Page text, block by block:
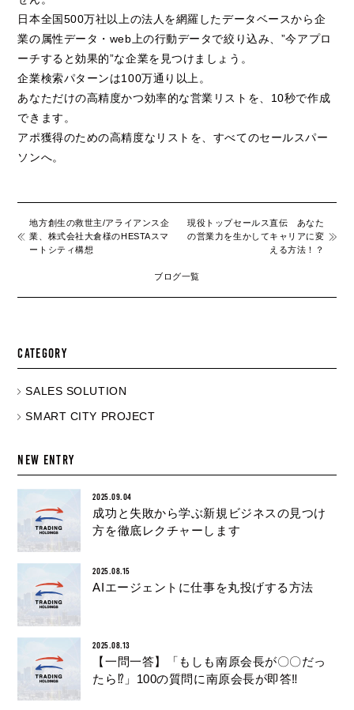
日本全国500万社以上の法人を網羅したデータベースから企
業の属性データ・web上の行動データで絞り込み、”今アプロ
ーチすると効果的”な企業を見つけましょう。
企業検索パターンは100万通り以上。
あなただけの高精度かつ効率的な営業リストを、10秒で作成
できます。
アポ獲得のための高精度なリストを、すべてのセールスパー
ソンへ。
地方創生の救世主/アライアンス企
業、株式会社大倉様のHESTAスマ
ートシティ構想
ブログ一覧
現役トップセールス直伝 あなた
の営業力を生かしてキャリアに変
える方法！？
CATEGORY
SALES SOLUTION
SMART CITY PROJECT
NEW ENTRY
2025.09.04
成功と失敗から学ぶ新規ビジネスの見つけ
方を徹底レクチャーします
2025.08.15
AIエージェントに仕事を丸投げする方法
2025.08.13
【一問一答】「もしも南原会長が〇〇だっ
たら⁉︎」100の質問に南原会長が即答‼︎